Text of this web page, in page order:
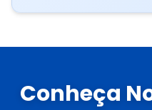
Conheça